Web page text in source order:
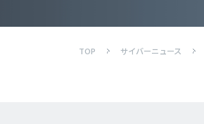
TOP サイバーニュース